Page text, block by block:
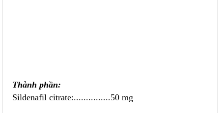
Thành phần:
Sildenafil citrate:...............50 mg